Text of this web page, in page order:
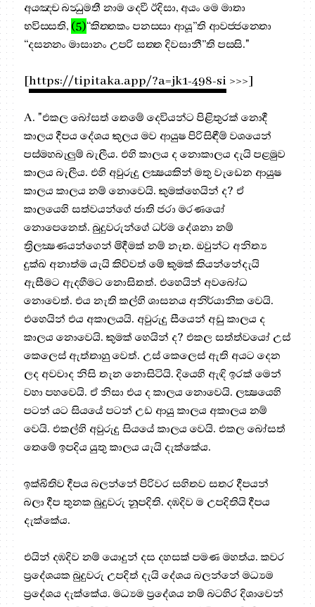
අයඤ‍්ච බන්‍ධුමතී නාම දෙවී ඊදිසා, අයං මෙ මාතා
භවිස‍්සති, (5)“කිත‍්තකං පනස‍්සා ආයූ”ති ආවජ‍්ජන‍්තො
“දසන‍්නං මාසානං උපරි සත‍්ත දිවසානී”ති පස‍්සි."
[https://tipitaka.app/?a=jk1-498-si >>>]
A. "එකල බෝසත් තෙමේ දෙවියන්ට පිළිතුරක් නොදී
කාලය දීපය දේශය කුලය මව ආයුෂ පිරිසිඳීම් වශයෙන්
පස්මහබැලුම් බැලීය. එහි කාලය ද නොකාලය දැයි පළමුව
කාලය බැලීය. එහි අවුරුදු ලක්‍ෂයකින් මතු වැඩෙන ආයුෂ
කාලය කාලය නම් නොවෙයි. කුමක්හෙයින් ද? ඒ
කාලයෙහි සත්වයන්ගේ ජාති ජරා මරණයෝ
නොපෙනෙත්. බුදුවරුන්ගේ ධර්ම දේශනා නම්
ත්‍රිලක්‍ෂණයන්ගෙන් මිදීමක් නම් නැත. ඔවුන්ට අනිත්‍ය
දුක්ඛ අනාත්ම යැයි කිව්වත් මේ කුමක් කියන්නේදැයි
ඇසීමට ඇදහීමට නොසිතත්. එහෙයින් අවබෝධ
නොවෙත්. එය නැති කල්හි ශාසනය අනිර්යානික වෙයි.
එහෙයින් එය අකාලයයි. අවුරුදු සීයෙන් අඩු කාලය ද
කාලය නොවෙයි. කුමක් හෙයින් ද? එකල සත්ත්වයෝ උස්
කෙලෙස් ඇත්තාහු වෙත්. උස් කෙලෙස් ඇති අයට දෙන
ලද අවවාද නිසි තැන නොසිටියි. දියෙහි ඇඳි ඉරක් මෙන්
වහා පහවෙයි. ඒ නිසා එය ද කාලය නොවෙයි. ලක්‍ෂයෙහි
පටන් යට සියයේ පටන් උඩ ආයු කාලය අකාලය නම්
වෙයි. එකල්හි අවුරුදු සියයේ කාලය වෙයි. එකල බෝසත්
තෙමේ ඉපදිය යුතු කාලය යැයි දැක්කේය.
ඉක්බිතිව දීපය බලන්නේ පිරිවර සහිතව සතර දීපයන්
බලා දීප තුනක බුදුවරු නූපදිති. දඹදිව ම උපදිතියි දීපය
දැක්කේය.
එයින් දඹදිව නම් යොදුන් දස දහසක් පමණ මහත්ය. කවර
ප්‍රදේශයක බුදුවරු උපදිත් දැයි දේශය බලන්නේ මධ්‍යම
ප්‍රදේශය දැක්කේය. මධ්‍යම ප්‍රදේශය නම් බටහිර දිශාවෙන්